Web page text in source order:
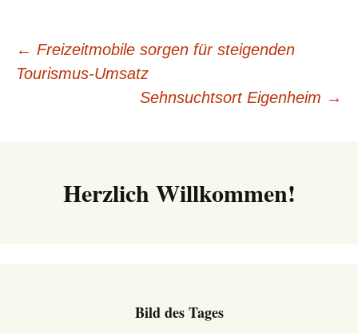
Beitrags-
Navigation
← Freizeitmobile sorgen für steigenden
Tourismus-Umsatz
Sehnsuchtsort Eigenheim →
Herzlich Willkommen!
Bild des Tages